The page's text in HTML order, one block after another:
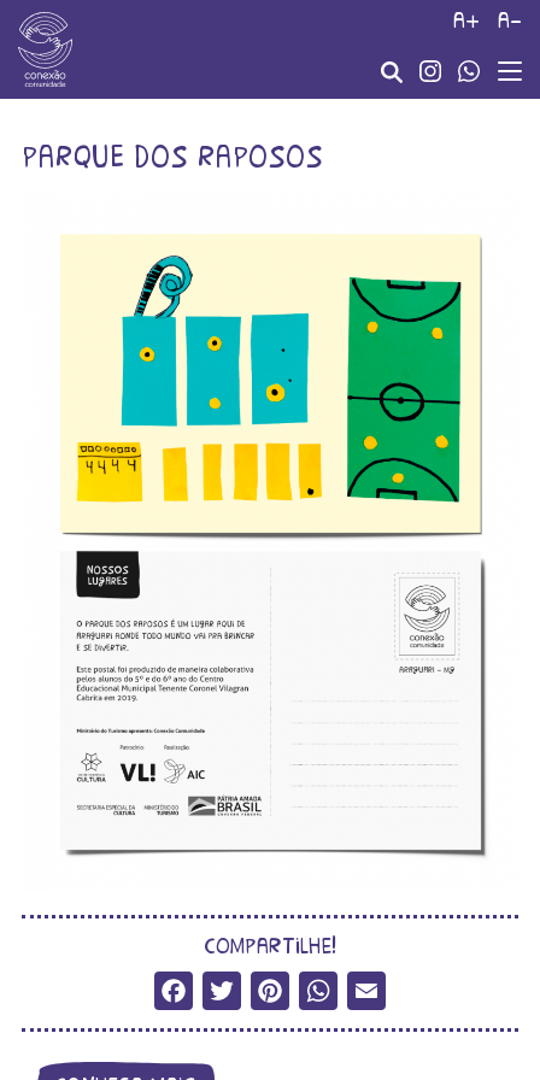
a+ a-
parque dos raposos
compartilhe!
Facebook
Twitter
Pinterest
WhatsApp